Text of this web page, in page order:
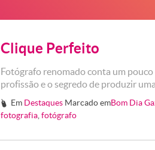
Clique Perfeito
Fotógrafo renomado conta um pouco
profissão e o segredo de produzir
# Em Destaques Marcado emBom Dia
fotografia fotógrafo